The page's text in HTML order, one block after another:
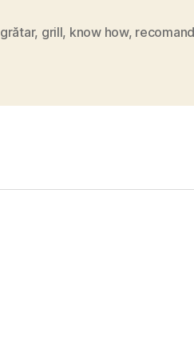
grătar, grill, know how,